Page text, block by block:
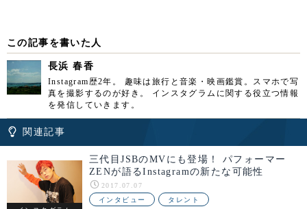
この記事を書いた人
長浜 春香
Instagram歴2年。 趣味は旅行と音楽・映画鑑賞。スマホで写
真を撮影するのが好き。 インスタグラムに関する役立つ情報
を発信していきます。
関連記事
三代目JSBのMVにも登場！ パフォーマー
ZENが語るInstagramの新たな可能性
2017.07.07
インタビュー
タレント